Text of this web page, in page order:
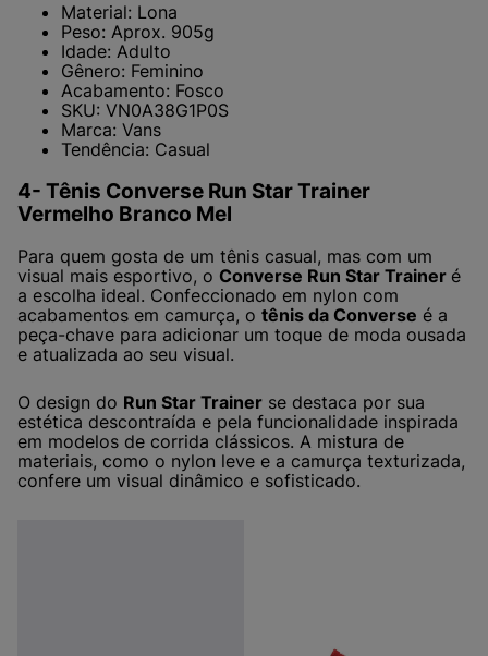
Material: Lona
Peso: Aprox. 905g
Idade: Adulto
Gênero: Feminino
Acabamento: Fosco
SKU: VN0A38G1P0S
Marca: Vans
Tendência: Casual
4- Tênis Converse Run Star Trainer
Vermelho Branco Mel
Para quem gosta de um tênis casual, mas com um
visual mais esportivo, o Converse Run Star Trainer é
a escolha ideal. Confeccionado em nylon com
acabamentos em camurça, o tênis da Converse é a
peça-chave para adicionar um toque de moda ousada
e atualizada ao seu visual.
O design do Run Star Trainer se destaca por sua
estética descontraída e pela funcionalidade inspirada
em modelos de corrida clássicos. A mistura de
materiais, como o nylon leve e a camurça texturizada,
confere um visual dinâmico e sofisticado.